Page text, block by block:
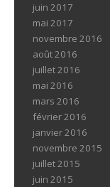
juin 2017
mai 2017
novembre 2016
août 2016
juillet 2016
mai 2016
mars 2016
février 2016
janvier 2016
novembre 2015
juillet 2015
juin 2015